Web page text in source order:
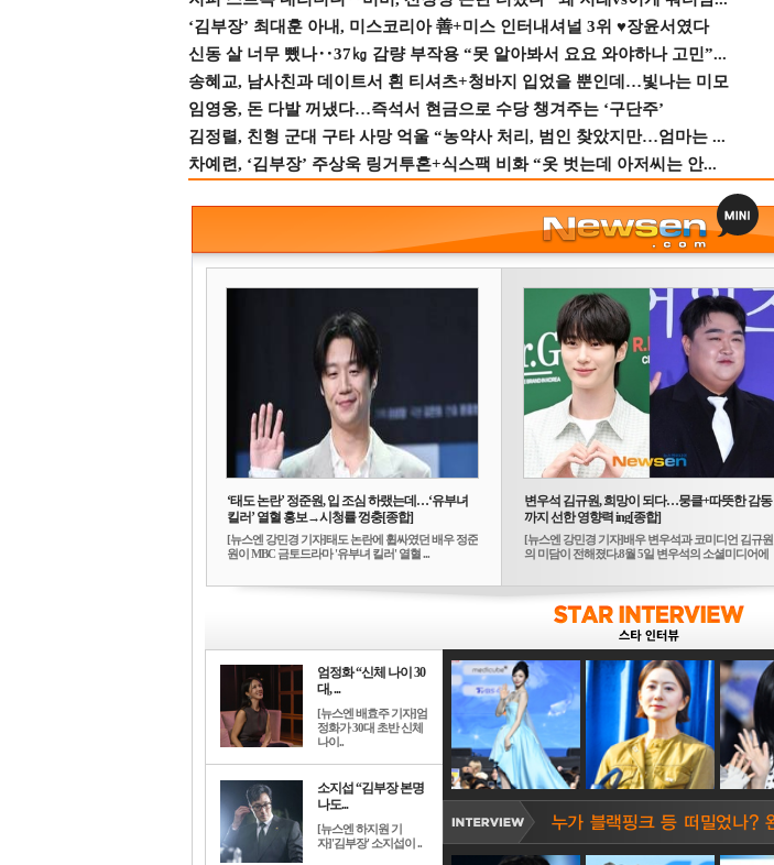
‘김부장’ 최대훈 아내, 미스코리아 善+미스 인터내셔널 3위 ♥장윤서였다
신동 살 너무 뺐나‥37㎏ 감량 부작용 “못 알아봐서 요요 와야하나 고민”...
송혜교, 남사친과 데이트서 흰 티셔츠+청바지 입었을 뿐인데…빛나는 미모
임영웅, 돈 다발 꺼냈다…즉석서 현금으로 수당 챙겨주는 ‘구단주’
김정렬, 친형 군대 구타 사망 억울 “농약사 처리, 범인 찾았지만…엄마는 ...
차예련, ‘김부장’ 주상욱 링거투혼+식스팩 비화 “옷 벗는데 아저씨는 안...
‘태도 논란’ 정준원, 입 조심 하랬는데…‘유부녀
킬러’ 열혈 홍보→시청률 껑충[종합]
[뉴스엔 강민경 기자]태도 논란에 휩싸였던 배우 정준
원이 MBC 금토드라마 '유부녀 킬러' 열혈 ...
변우석 김규원, 희망이 되다…뭉클+따뜻한 감동
까지 선한 영향력 ing[종합]
[뉴스엔 강민경 기자]배우 변우석과 코미디언 김규원
의 미담이 전해졌다.8월 5일 변우석의 소셜미디어에
엄정화 “신체 나이 30
대, ...
[뉴스엔 배효주 기자]엄
정화가 30대 초반 신체
나이..
소지섭 “김부장 본명
나도...
[뉴스엔 하지원 기
자]'김부장' 소지섭이 ..